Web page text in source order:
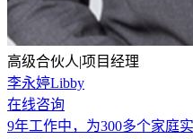
高级合伙人|项目经理
李永婷Libby
在线咨询
9年工作中，为300多个家庭